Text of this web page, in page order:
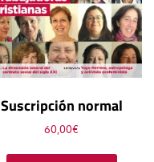
Suscripción normal
60,00€